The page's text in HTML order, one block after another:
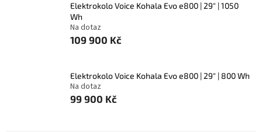
Elektrokolo Voice Kohala Evo e800 | 29" | 1050
Wh
Na dotaz
109 900 Kč
Elektrokolo Voice Kohala Evo e800 | 29" | 800 Wh
Na dotaz
99 900 Kč